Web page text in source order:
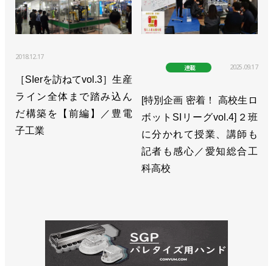
2018.12.17
［SIerを訪ねてvol.3］生産
ライン全体まで踏み込ん
だ構築を【前編】／豊電
子工業
連載 2025.09.17
[特別企画 密着！ 高校生ロ
ボットSIリーグvol.4]２班
に分かれて授業、講師も
記者も感心／愛知総合工
科高校